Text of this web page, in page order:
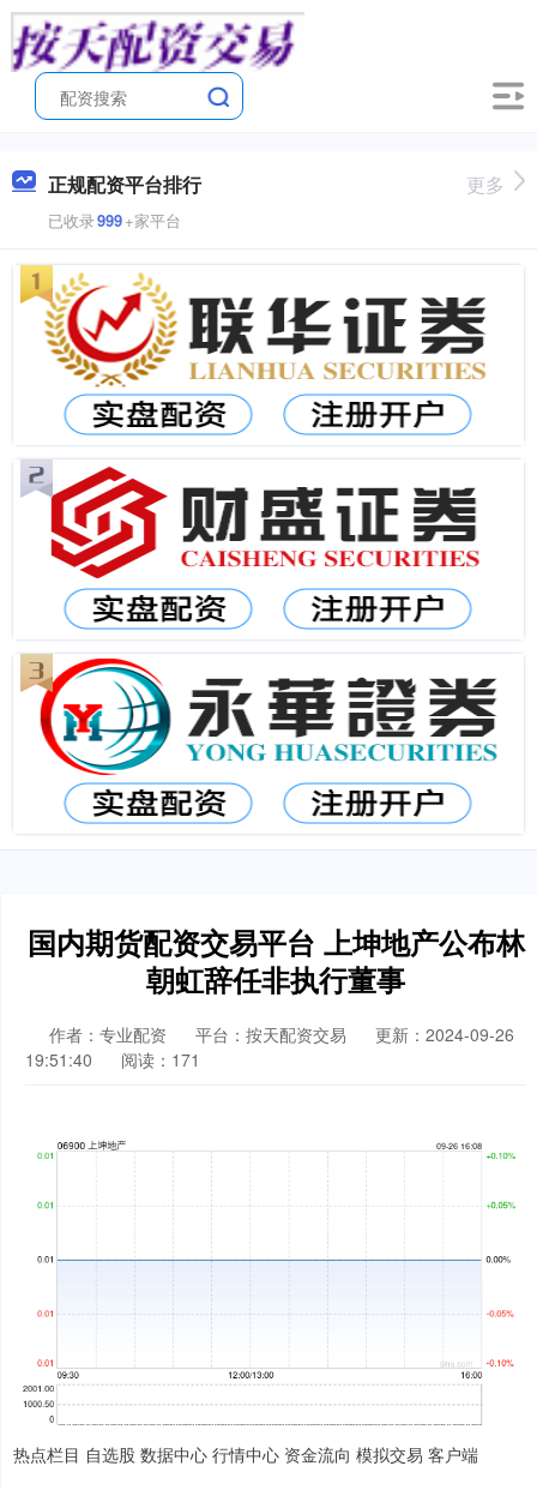
正规配资平台排行
已收录999+家平台
更多
国内期货配资交易平台 上坤地产公布林
朝虹辞任非执行董事
作者：专业配资 平台：按天配资交易
更新：2024-09-26
19:51:40
阅读：171
热点栏目 自选股 数据中心 行情中心 资金流向 模拟交易 客户端